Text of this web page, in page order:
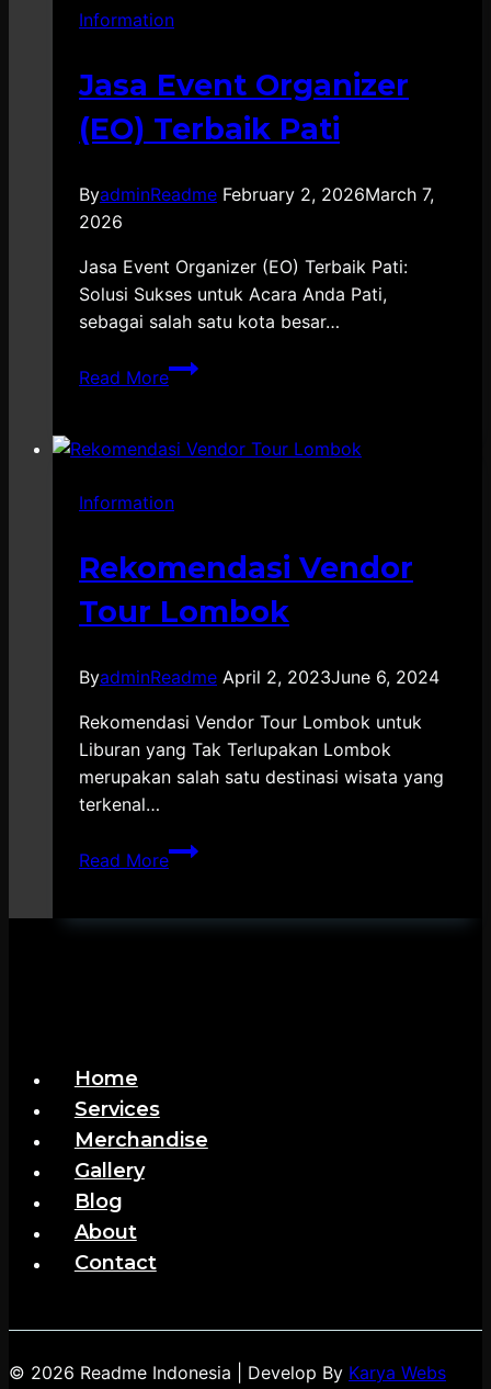
Tepat
Acara
Anda
Information
Jasa Event Organizer
(EO) Terbaik Pati
ByadminReadme February 2, 2026March 7,
2026
Jasa Event Organizer (EO) Terbaik Pati:
Solusi Sukses untuk Acara Anda Pati,
sebagai salah satu kota besar…
Read More
Jasa
Event
(EO)
Pati
Information
Rekomendasi Vendor
Tour Lombok
ByadminReadme April 2, 2023June 6, 2024
Rekomendasi Vendor Tour Lombok untuk
Liburan yang Tak Terlupakan Lombok
merupakan salah satu destinasi wisata yang
terkenal…
Read More
Rekomendasi
Vendor
Home
Services
Merchandise
Gallery
Blog
About
Contact
© 2026 Readme Indonesia | Develop By Karya Webs